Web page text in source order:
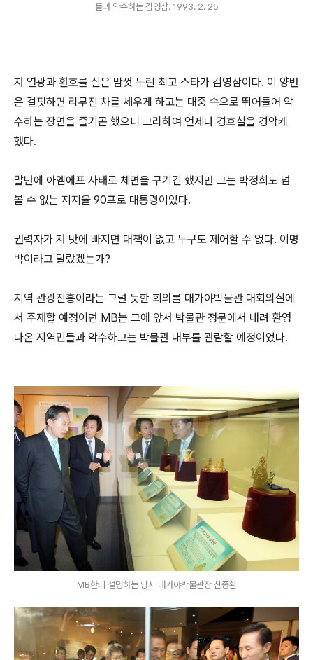
들과 악수하는 김영삼. 1993. 2. 25
저 열광과 환호를 실은 맘껏 누린 최고 스타가 김영삼이다. 이 양반
은 걸핏하면 리무진 차를 세우게 하고는 대중 속으로 뛰어들어 악
수하는 장면을 즐기곤 했으니 그리하여 언제나 경호실을 경악케
했다.
말년에 아엠에프 사태로 체면을 구기긴 했지만 그는 박정희도 넘
볼 수 없는 지지율 90프로 대통령이었다.
권력자가 저 맛에 빠지면 대책이 없고 누구도 제어할 수 없다. 이명
박이라고 달랐겠는가?
지역 관광진흥이라는 그럴 듯한 회의를 대가야박물관 대회의실에
서 주재할 예정이던 MB는 그에 앞서 박물관 정문에서 내려 환영
나온 지역민들과 악수하고는 박물관 내부를 관람할 예정이었다.
MB한테 설명하는 당시 대가야박물관장 신종환